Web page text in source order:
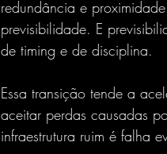
redundância e
previsibilidade. E
de timing e de disciplina.
Essa transição tende a
aceitar perdas causadas
infraestrutura ruim é falha